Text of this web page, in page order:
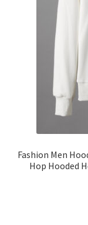
Fashion Men
Hop Hooded